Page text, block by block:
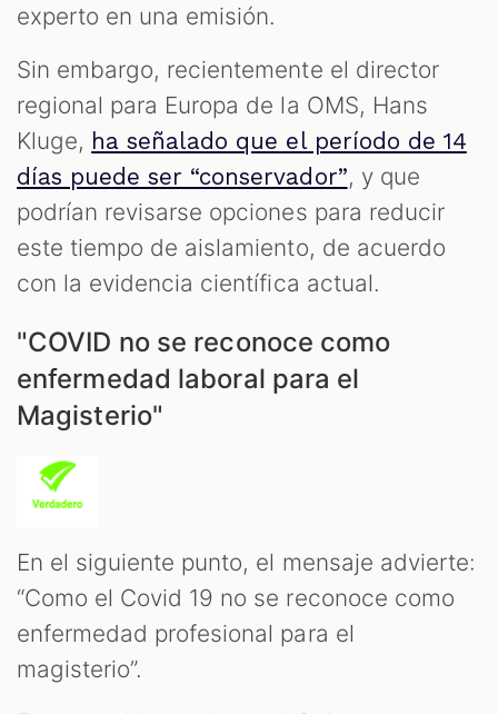
experto en una emisión.
Sin embargo, recientemente el director
regional para Europa de la OMS, Hans
Kluge, ha señalado que el período de 14
días puede ser “conservador”, y que
podrían revisarse opciones para reducir
este tiempo de aislamiento, de acuerdo
con la evidencia científica actual.
"COVID no se reconoce como
enfermedad laboral para el
Magisterio"
En el siguiente punto, el mensaje advierte:
“Como el Covid 19 no se reconoce como
enfermedad profesional para el
magisterio”.